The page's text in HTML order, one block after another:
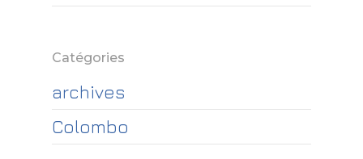
Catégories
archives
Colombo